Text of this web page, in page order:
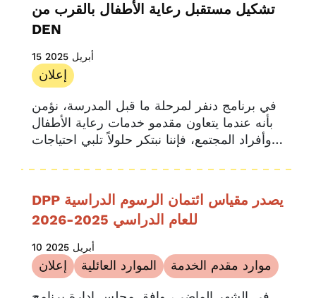
يو بي كيه كولورادو
تشكيل مستقبل رعاية الأطفال بالقرب من
DEN
15 أبريل 2025
إعلان
في برنامج دنفر لمرحلة ما قبل المدرسة، نؤمن
بأنه عندما يتعاون مقدمو خدمات رعاية الأطفال
وأفراد المجتمع، فإننا نبتكر حلولاً تلبي احتياجات
DPP يصدر مقياس ائتمان الرسوم الدراسية
للعام الدراسي 2025-2026
10 أبريل 2025
إعلان الموارد العائلية
موارد مقدم الخدمة